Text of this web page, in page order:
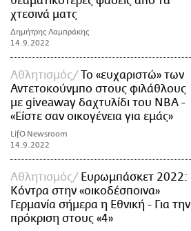
χτεσινά ματς
Δημήτρης Λαμπράκης
14.9.2022
Αθλητισμός
Το «ευχαριστώ» των
Αντετοκούνμπο στους φιλάθλους
με giveaway δαχτυλίδι του NBA -
«Είστε σαν οικογένεια για εμάς»
LifO Newsroom
14.9.2022
Αθλητισμός
Ευρωμπάσκετ 2022:
Κόντρα στην «οικοδέσποινα»
Γερμανία σήμερα η Εθνική - Για την
πρόκριση στους «4»